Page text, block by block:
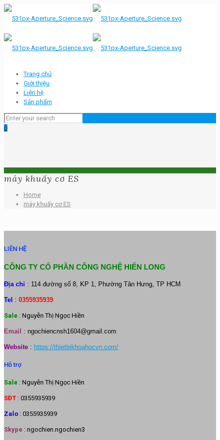
Trang chủ
Giới thiệu
Liên hệ
Sản phẩm
0
máy khuấy cơ ES
Home
máy khuấy cơ ES
LIÊN HỆ
CÔNG TY CỔ PHẦN CÔNG NGHỆ HIỂN LONG
Địa chỉ : 114 đường số 8, KP 1, Phường Tân Hưng, TP HCM
Tel : 0355935939
Sale : Nguyễn Thị Ngọc Hiền
Email : ngochiencnsh1604@gmail.com
Website : https://thietbikhoahocvn.com/
Hỗ trợ
Sale : Nguyễn Thị Ngọc Hiền
SĐT : 0355935939
Zalo : 0355935939
Skype : ngochien.ngochien3